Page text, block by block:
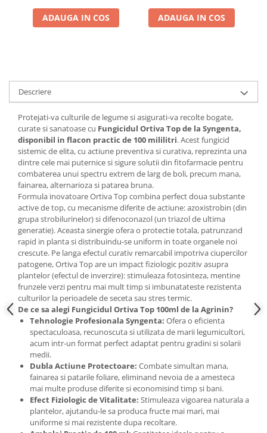
Tratamente repaus vegetativ
Ingrasaminte plante
Ingrasaminte plante - ECOLOGICE
Ingrasaminte plante - FLORI
Ingrasaminte plante - FLORI - GEL
Casa, Gradina
Accesorii agricole
Accesorii gard electric
Accesorii irigat
Araci/ Suporti plante
Candele / Rezerve / Lumanari
Carabine/ carlige
Diverse casa si gradina
Diverse depozitare
Echipament protectie gradina
Fir/Ata de legat
Foarfeci
Furtun / banda / tub
Motofierastrau / Drujba
Pila motofierastrau / drujba
Plantator
ADAUGA IN COS ADAUGA IN COS
Descriere
Protejati-va culturile de legume si asigurati-va recolte bogate,
curate si sanatoase cu Fungicidul Ortiva Top de la Syngenta,
disponibil in flacon practic de 100 mililitri. Acest fungicid
sistemic de elita, cu actiune preventiva si curativa, reprezinta una
dintre cele mai puternice si sigure solutii din fitofarmacie pentru
combaterea unui spectru extrem de larg de boli, precum mana,
fainarea, alternarioza si patarea bruna.
Formula inovatoare Ortiva Top combina perfect doua substante
active de top, cu mecanisme diferite de actiune: azoxistrobin (din
grupa strobilurinelor) si difenoconazol (un triazol de ultima
generatie). Aceasta sinergie ofera o protectie totala, patrunzand
rapid in planta si distribuindu-se uniform in toate organele noi
crescute. Pe langa efectul curativ remarcabil impotriva ciupercilor
patogene, Ortiva Top are un impact fiziologic pozitiv asupra
plantelor (efectul de inverzire): stimuleaza fotosinteza, mentine
frunzele verzi pentru mai mult timp si imbunatateste rezistenta
culturilor la perioadele de seceta sau stres termic.
De ce sa alegi Fungicidul Ortiva Top 100ml de la Agrinin?
Tehnologie Profesionala Syngenta: Ofera o eficienta
spectaculoasa, recunoscuta si utilizata de marii legumicultori,
acum intr-un format perfect adaptat pentru gradini si solarii
medii.
Dubla Actiune Protectoare: Combate simultan mana,
fainarea si patarile foliare, eliminand nevoia de a amesteca
mai multe produse diferite si economisind timp si bani.
Efect Fiziologic de Vitalitate: Stimuleaza vigoarea naturala a
plantelor, ajutandu-le sa produca fructe mai mari, mai
uniforme si mai rezistente dupa recoltare.